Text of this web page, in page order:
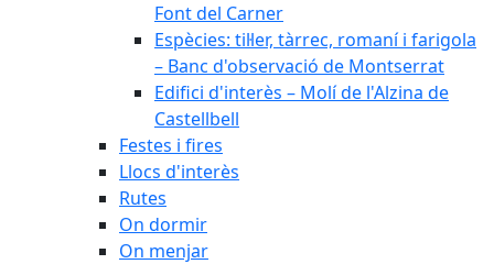
Font del Carner
Espècies: til·ler, tàrrec, romaní i farigola
– Banc d'observació de Montserrat
Edifici d'interès – Molí de l'Alzina de
Castellbell
Festes i fires
Llocs d'interès
Rutes
On dormir
On menjar